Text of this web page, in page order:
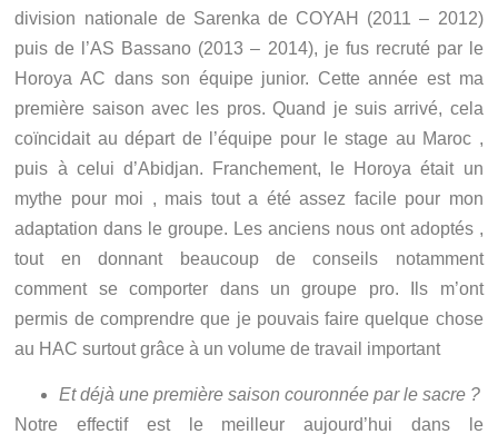
division nationale de Sarenka de COYAH (2011 – 2012)
puis de l’AS Bassano (2013 – 2014), je fus recruté par le
Horoya AC dans son équipe junior. Cette année est ma
première saison avec les pros. Quand je suis arrivé, cela
coïncidait au départ de l’équipe pour le stage au Maroc ,
puis à celui d’Abidjan. Franchement, le Horoya était un
mythe pour moi , mais tout a été assez facile pour mon
adaptation dans le groupe. Les anciens nous ont adoptés ,
tout en donnant beaucoup de conseils notamment
comment se comporter dans un groupe pro. Ils m’ont
permis de comprendre que je pouvais faire quelque chose
au HAC surtout grâce à un volume de travail important
Et déjà une première saison couronnée par le sacre ?
Notre effectif est le meilleur aujourd’hui dans le